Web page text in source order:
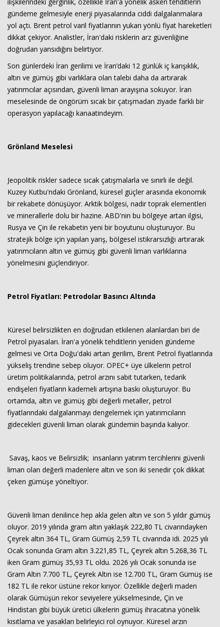
gündeme gelmesiyle enerji piyasalarında ciddi dalgalanmalara
yol açtı. Brent petrol varil fiyatlarının yukarı yönlü fiyat hareketleri
dikkat çekiyor. Analistler, İran'daki risklerin arz güvenliğine
doğrudan yansıdığını belirtiyor.
Son günlerdeki İran gerilimi ve İran’daki 12 günlük iç karışıklık,
altın ve gümüş gibi varlıklara olan talebi daha da artırarak
yatırımcılar açısından, güvenli liman arayışına sokuyor. İran
meselesinde de öngörüm sıcak bir çatışmadan ziyade farklı bir
operasyon yapılacağı kanaatindeyim.
Grönland Meselesi
Jeopolitik riskler sadece sıcak çatışmalarla ve sınırlı ile değil.
Kuzey Kutbu'ndaki Grönland, küresel güçler arasında ekonomik
bir rekabete dönüşüyor. Arktik bölgesi, nadir toprak elementleri
ve minerallerle dolu bir hazine. ABD'nin bu bölgeye artan ilgisi,
Rusya ve Çin ile rekabetin yeni bir boyutunu oluşturuyor. Bu
stratejik bölge için yapılan yarış, bölgesel istikrarsızlığı artırarak
yatırımcıların altın ve gümüş gibi güvenli liman varlıklarına
yönelmesini güçlendiriyor.
Petrol Fiyatları: Petrodolar Basıncı Altında
Küresel belirsizlikten en doğrudan etkilenen alanlardan biri de
Petrol piyasaları. İran'a yönelik tehditlerin yeniden gündeme
gelmesi ve Orta Doğu'daki artan gerilim, Brent Petrol fiyatlarında
yükseliş trendine sebep oluyor. OPEC+ üye ülkelerin petrol
üretim politikalarında, petrol arzını sabit tutarken, tedarik
endişeleri fiyatların kademeli artışına baskı oluşturuyor. Bu
ortamda, altın ve gümüş gibi değerli metaller, petrol
fiyatlarındaki dalgalanmayı dengelemek için yatırımcıların
gidecekleri güvenli liman olarak gündemin başında kalıyor.
Savaş, kaos ve Belirsizlik; insanların yatırım tercihlerini güvenli
liman olan değerli madenlere altın ve son iki senedir çok dikkat
çeken gümüşe yöneltiyor.
Güvenli liman denilince hep akla gelen altın ve son 5 yıldır gümüş
oluyor. 2019 yılında gram altın yaklaşık 222,80 TL civarındayken
Çeyrek altın 364 TL, Gram Gümüş 2,59 TL civarında idi. 2025 yılı
Ocak sonunda Gram altın 3.221,85 TL, Çeyrek altın 5.268,36 TL
iken Gram gümüş 35,93 TL oldu. 2026 yılı Ocak sonunda ise
Gram Altın 7.700 TL, Çeyrek Altın ise 12.700 TL, Gram Gümüş ise
182 TL ile rekor üstüne rekor kırıyor. Özellikle değerli maden
olarak Gümüşün rekor seviyelere yükselmesinde, Çin ve
Hindistan gibi büyük üretici ülkelerin gümüş ihracatına yönelik
kısıtlama ve yasakları belirleyici rol oynuyor. Küresel arzın